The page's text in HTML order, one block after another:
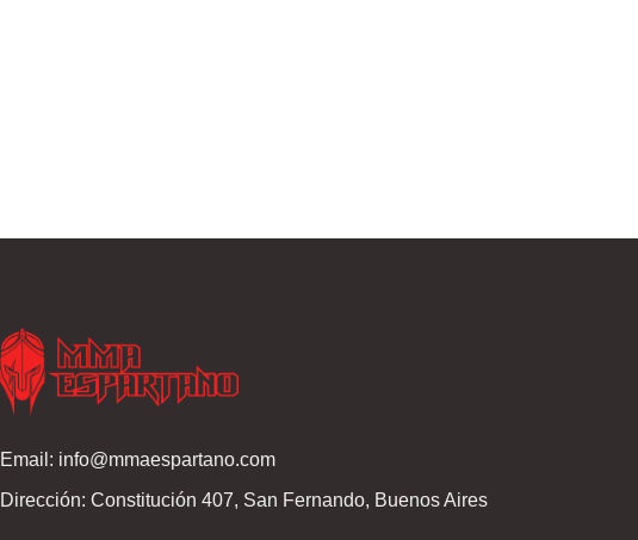
Email: info@mmaespartano.com
Dirección: Constitución 407, San Fernando, Buenos Aires